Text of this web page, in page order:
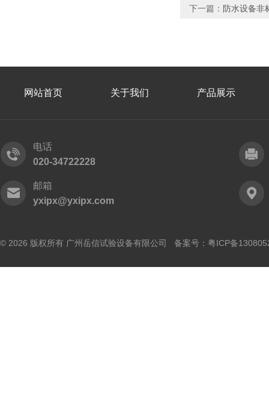
下一篇： 防水设备非
网站首页 关于我们 产品展示
电话
020-34722228
邮箱
yxipx@yxipx.com
© 2026 版权所有 广州岳信试验设备有限公司 备案号： 粤ICP备